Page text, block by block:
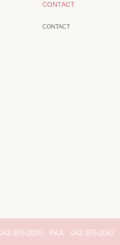
CONTACT
CONTACT
042-375-2020 FAX 042-375-2062